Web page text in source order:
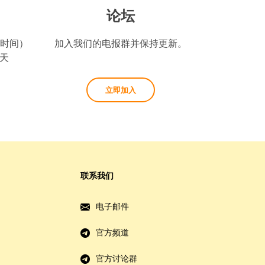
间）
论坛
加入我们的电报群并保持更新。
立即加入
联系我们
电子邮件
官方频道
官方讨论群